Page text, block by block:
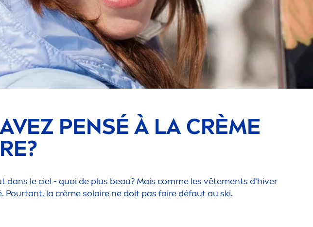
PENSÉ À LA CRÈME
le ciel - quoi de plus beau? Mais comme les vêtements d'hiver
la crème solaire ne doit pas faire défaut au ski.